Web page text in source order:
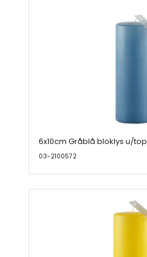
6x10cm Gråblå bloklys u/top
03-2100572